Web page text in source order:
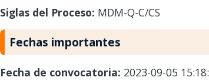
Siglas del Proceso: MDM-Q-C/CS
Fechas importantes
Fecha de convocatoria: 2023-09-05